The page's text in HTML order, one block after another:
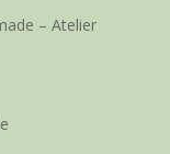
– Atelier